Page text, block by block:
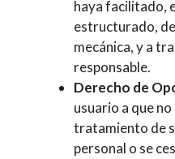
haya facilitado,
estructurado,
mecánica, y a
responsable.
Derecho de
usuario a que no
tratamiento de
personal o se